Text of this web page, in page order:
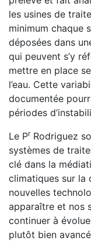
les usines de
minimum chaque
déposées dans
qui peuvent s’y
mettre en place
l’eau. Cette
documentée
périodes
Le PrRodriguez
systèmes de
clé dans la
climatiques sur la
nouvelles
apparaître et nos
continuer à
plutôt bien